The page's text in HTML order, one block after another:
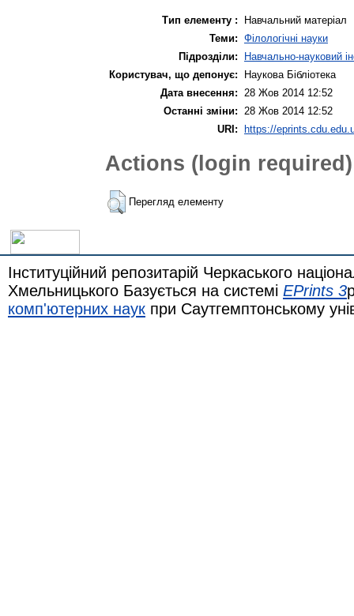
Тип елементу :
Навчальний матеріал
Теми: Філологічні науки
Підрозділи:
Навчально-науковий
Користувач, що депонує:
Наукова Бібліотека
Дата внесення:
28 Жов 2014 12:52
Останні зміни:
28 Жов 2014 12:52
URI: https://
Actions (login required)
Перегляд елементу
Інституційний репозитарій Черкаського
Хмельницького Базується на системі EPrints 3
комп'ютерних наук при Саутгемптонському